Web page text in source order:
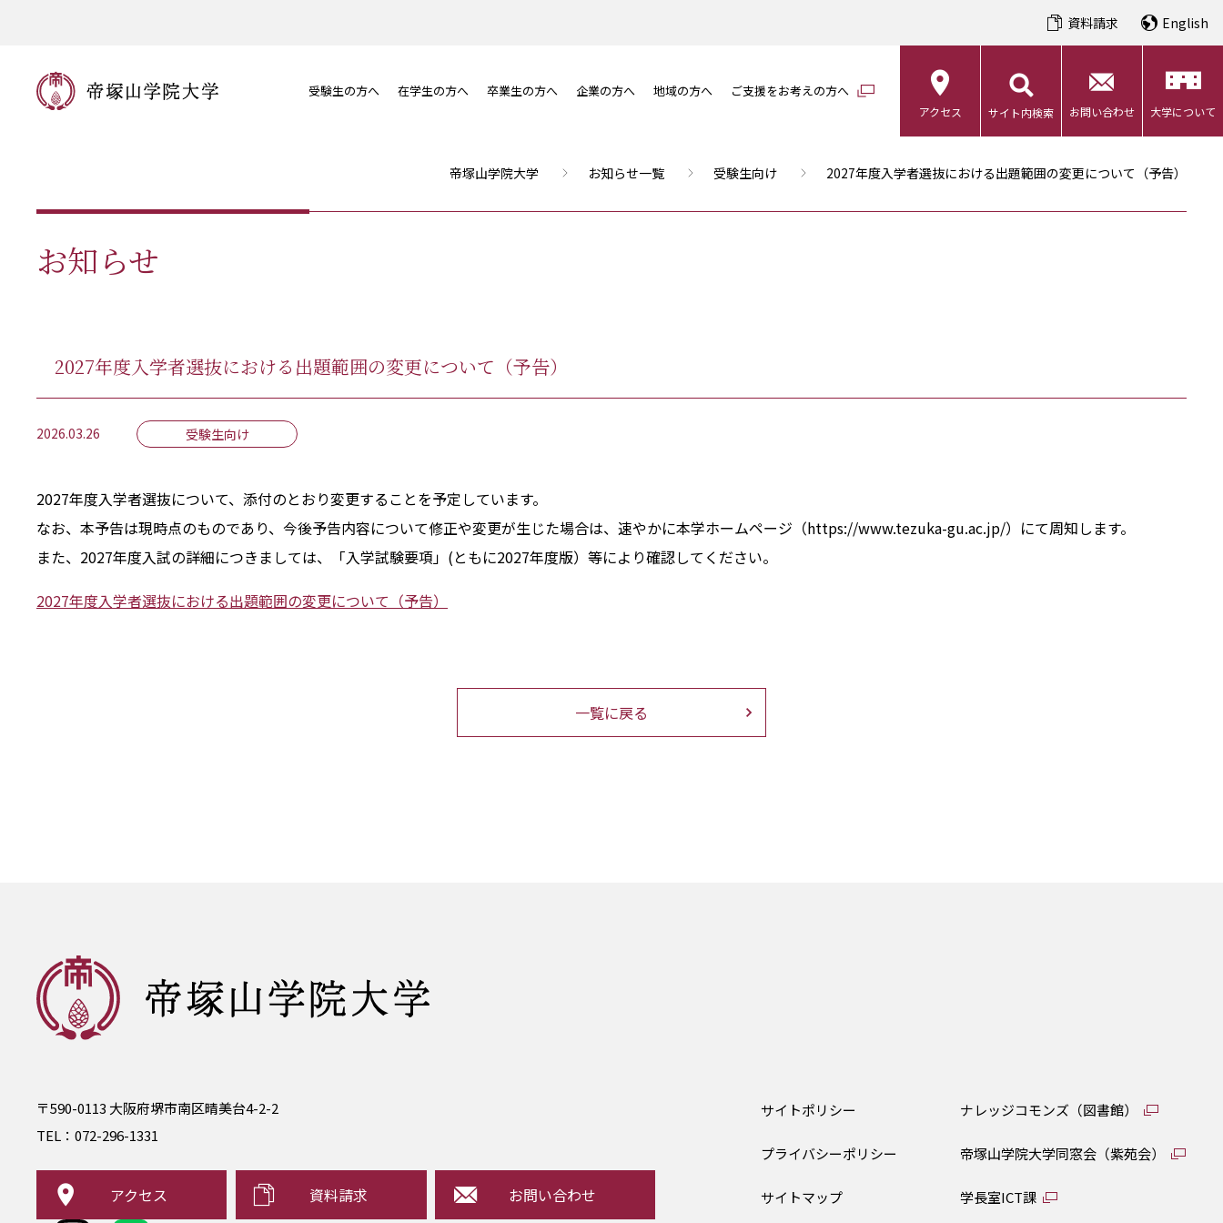
資料請求 English
受験生の方へ 在学生の方へ 卒業生の方へ 企業の方へ 地域の方へ ご支援をお考えの方へ
アクセス サイト内検索 お問い合わせ 大学について
帝塚山学院大学 お知らせ一覧 受験生向け 2027年度入学者選抜における出題範囲の変更について（予告）
お知らせ
2027年度入学者選抜における出題範囲の変更について（予告）
2026.03.26 受験生向け
2027年度入学者選抜について、添付のとおり変更することを予定しています。
なお、本予告は現時点のものであり、今後予告内容について修正や変更が生じた場合は、速やかに本学ホームページ（https://www.tezuka-gu.ac.jp/）にて周知します。
また、2027年度入試の詳細につきましては、「入学試験要項」(ともに2027年度版）等により確認してください。
2027年度入学者選抜における出題範囲の変更について（予告）
一覧に戻る
〒590-0113 大阪府堺市南区晴美台4-2-2
TEL： 072-296-1331
アクセス 資料請求 お問い合わせ
サイトポリシー
プライバシーポリシー
サイトマップ
ナレッジコモンズ（図書館）
帝塚山学院大学同窓会（紫苑会）
学長室ICT課